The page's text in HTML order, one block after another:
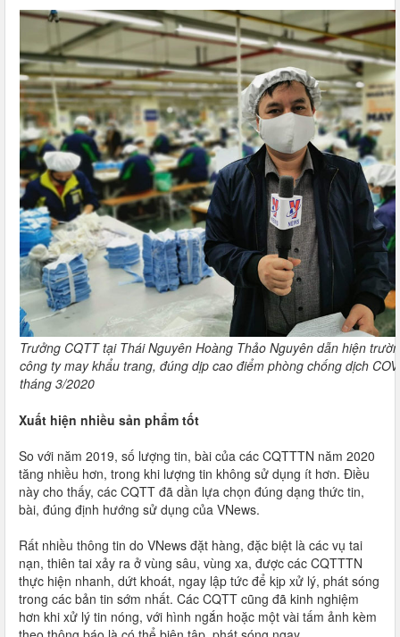
Trưởng CQTT tại Thái Nguyên Hoàng Thảo Nguyên dẫn hiện
công ty may khẩu trang, đúng dịp cao điểm phòng chống dịch
tháng 3/2020
Xuất hiện nhiều sản phẩm tốt
So với năm 2019, số lượng tin, bài của các CQTTTN năm 2020
tăng nhiều hơn, trong khi lượng tin không sử dụng ít hơn. Điều
này cho thấy, các CQTT đã dần lựa chọn đúng dạng thức tin,
bài, đúng định hướng sử dụng của VNews.
Rất nhiều thông tin do VNews đặt hàng, đặc biệt là các vụ tai
nạn, thiên tai xảy ra ở vùng sâu, vùng xa, được các CQTTTN
thực hiện nhanh, dứt khoát, ngay lập tức để kịp xử lý, phát sóng
trong các bản tin sớm nhất. Các CQTT cũng đã kinh nghiệm
hơn khi xử lý tin nóng, với hình ngắn hoặc một vài tấm ảnh kèm